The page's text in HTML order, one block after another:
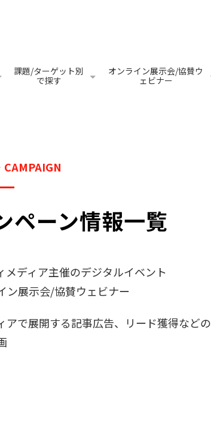
課題/ターゲット別
で探す
オンライン展示会/協賛ウ
ェビナー
CAMPAIGN
ペーン情報一覧
メディア主催のデジタルイベント
ン展示会/協賛ウェビナー
アで展開する記事広告、リード獲得などの